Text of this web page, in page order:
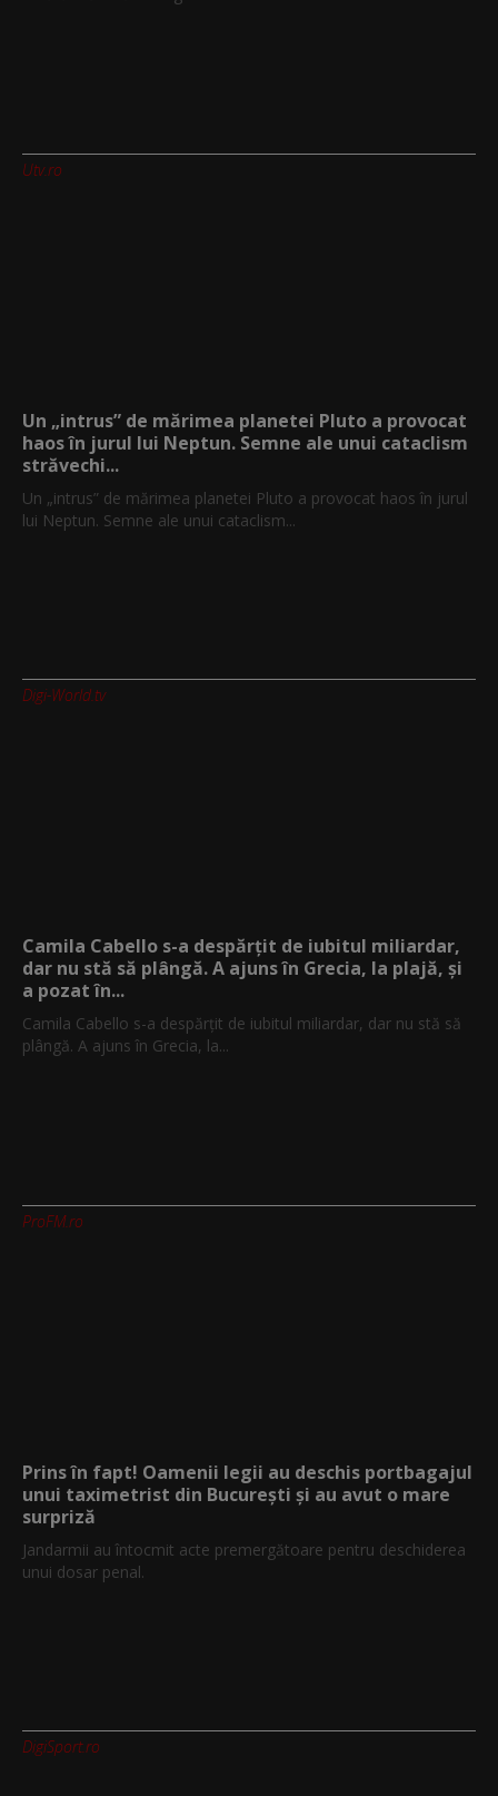
Utv.ro
Un „intrus” de mărimea planetei Pluto a provocat
haos în jurul lui Neptun. Semne ale unui cataclism
străvechi...
Un „intrus” de mărimea planetei Pluto a provocat haos în jurul
lui Neptun. Semne ale unui cataclism...
Digi-World.tv
Camila Cabello s-a despărțit de iubitul miliardar,
dar nu stă să plângă. A ajuns în Grecia, la plajă, și
a pozat în...
Camila Cabello s-a despărțit de iubitul miliardar, dar nu stă să
plângă. A ajuns în Grecia, la...
ProFM.ro
Prins în fapt! Oamenii legii au deschis portbagajul
unui taximetrist din București și au avut o mare
surpriză
Jandarmii au întocmit acte premergătoare pentru deschiderea
unui dosar penal.
DigiSport.ro